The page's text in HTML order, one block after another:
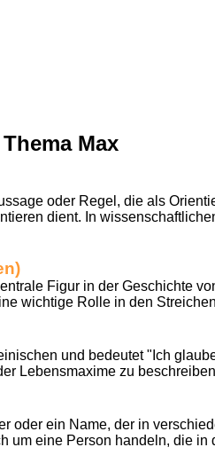
Max
oder Regel, die als
dient. In
Figur in der Geschichte
wichtige Rolle in den
und bedeutet "Ich
Lebensmaxime zu
oder ein Name, der in
um eine Person handeln, die in